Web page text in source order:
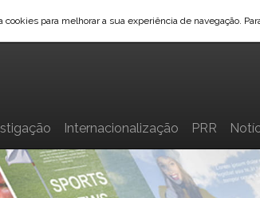
cookies para melhorar a sua experiência de navegação.
Internacionalização PRR